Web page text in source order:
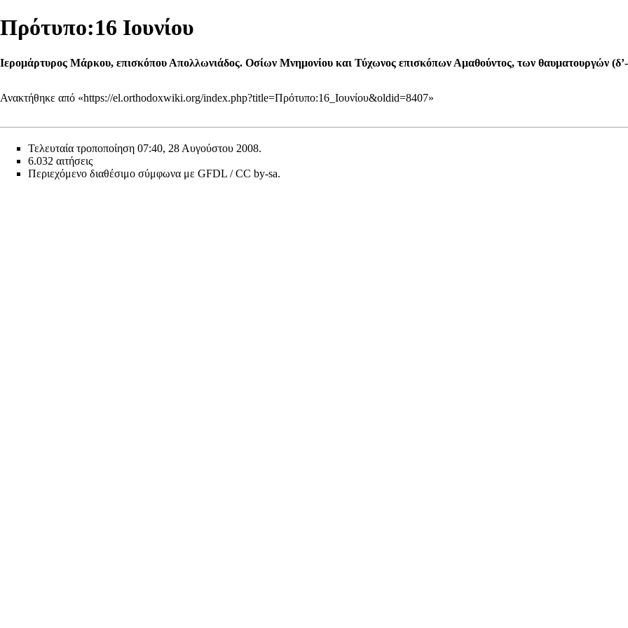
Πρότυπο:16 Ιουνίου
Ιερομάρτυρος Μάρκου, επισκόπου Απολλωνιάδος. Οσίων Μνημονίου και Τύχωνος επισκόπων Αμαθούντος, των θαυματουργών (δ’-
Ανακτήθηκε από «https://el.orthodoxwiki.org/index.php?title=Πρότυπο:16_Ιουνίου&oldid=8407»
Τελευταία τροποποίηση 07:40, 28 Αυγούστου 2008.
6.032 αιτήσεις
Περιεχόμενο διαθέσιμο σύμφωνα με GFDL / CC by-sa.